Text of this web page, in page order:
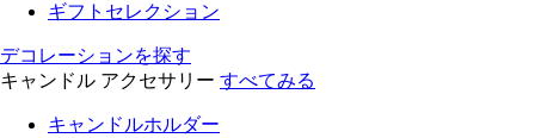
ギフトセレクション
デコレーションを探す
キャンドル アクセサリー すべてみる
キャンドルホルダー